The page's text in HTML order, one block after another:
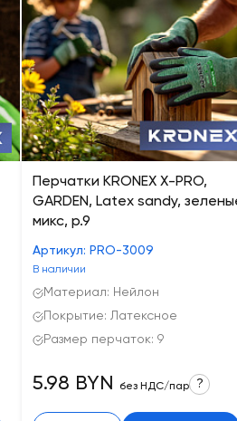
Перчатки KRONEX X-PRO,
GARDEN, Latex sandy,
микс, р.9
Артикул: PRO-3009
В наличии
Материал: Нейлон
Покрытие: Латексное
Размер перчаток: 9
5.98 BYN без НДС/пар ?